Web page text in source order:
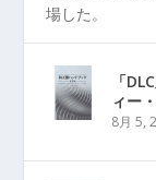
場した。
「
ィー
8月 5,